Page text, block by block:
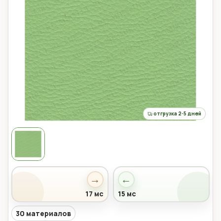
←
15 мс
→
17 мс
отгрузка 2-5 дней
30 материалов